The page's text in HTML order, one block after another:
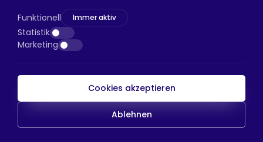
D:a, 34045 Bayrampaşa/İstanbul
Telefon:+90 530 044 64 87
E-Mail: info@htsteker.com
HTS-Zahlung
Funktionell Immer aktiv
Statistik
Marketing
Cookies akzeptieren
Ablehnen